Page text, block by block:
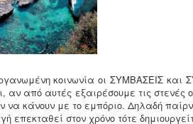
κοινωνία οι ΣΥΜΒΑΣΕΙΣ και
αν από αυτές εξαιρέσουμε τις στενές
να κάνουν με το εμπόριο. Δηλαδή
επεκταθεί στον χρόνο τότε